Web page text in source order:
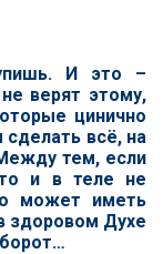
И это –
верят этому,
цинично
всё, на
тем, если
то и в теле не
может иметь
здоровом Духе